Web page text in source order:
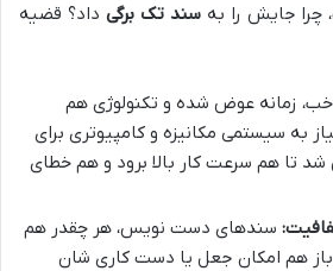
چرا جایش را بهسند تک برگی داد؟ قضیه
خب، زمانه عوض شده و تکنولوژی هم
به سیستمی مکانیزه و کامپیوتری برای
تا هم سرعت کار بالا برود و هم خطای
سندهای دست نویس، هر چقدر هم
باز هم امکان جعل یا دست کاری شان